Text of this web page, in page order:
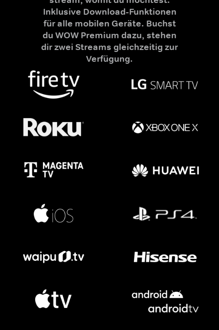
Inklusive Download-Funktionen
für alle mobilen Geräte. Buchst
du WOW Premium dazu, stehen
dir zwei Streams gleichzeitig zur
Verfügung.